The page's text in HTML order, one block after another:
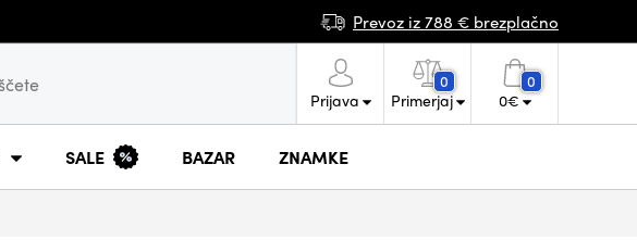
Prevoz iz 788 € brezplačno
Prijava
0
Primerjaj
0
0€
SALE BAZAR ZNAMKE